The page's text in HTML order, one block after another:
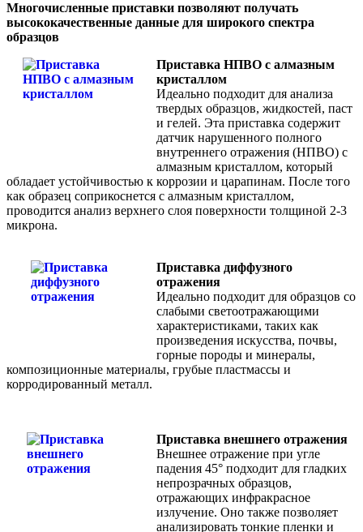
Многочисленные приставки позволяют получать
высококачественные данные для широкого спектра
образцов
Приставка НПВО с алмазным
кристаллом
Идеально подходит для анализа
твердых образцов, жидкостей, паст
и гелей. Эта приставка содержит
датчик нарушенного полного
внутреннего отражения (НПВО) с
алмазным кристаллом, который
обладает устойчивостью к коррозии и царапинам. После того
как образец соприкоснется с алмазным кристаллом,
проводится анализ верхнего слоя поверхности толщиной 2-3
микрона.
Приставка диффузного
отражения
Идеально подходит для образцов со
слабыми светоотражающими
характеристиками, таких как
произведения искусства, почвы,
горные породы и минералы,
композиционные материалы, грубые пластмассы и
корродированный металл.
Приставка внешнего отражения
Внешнее отражение при угле
падения 45° подходит для гладких
непрозрачных образцов,
отражающих инфракрасное
излучение. Оно также позволяет
анализировать тонкие пленки и